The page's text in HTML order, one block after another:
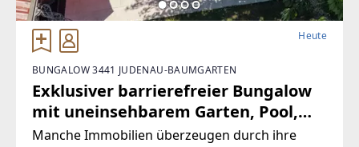
Heute
BUNGALOW 3441 JUDENAU-BAUMGARTEN
Exklusiver barrierefreier Bungalow
mit uneinsehbarem Garten, Pool,
Wellness & Photovoltaik
Manche Immobilien überzeugen durch ihre